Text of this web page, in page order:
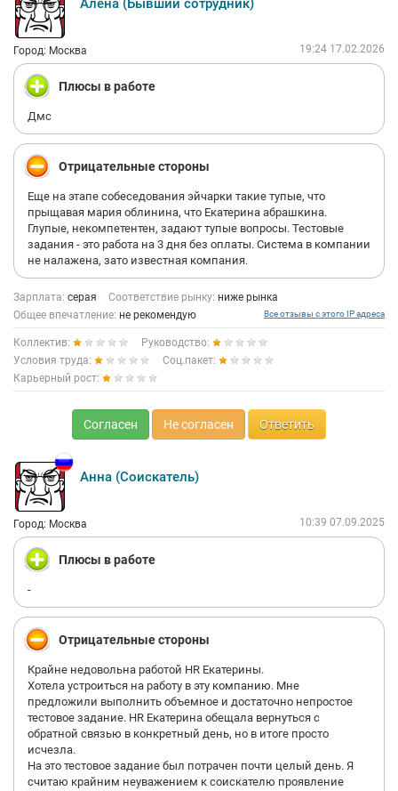
Алена (Бывший сотрудник)
Город: Москва 19:24 17.02.2026
Плюсы в работе
Дмс
Отрицательные стороны
Еще на этапе собеседования эйчарки такие тупые, что
прыщавая мария облинина, что Екатерина абрашкина.
Глупые, некомпетентен, задают тупые вопросы. Тестовые
задания - это работа на 3 дня без оплаты. Система в компании
не налажена, зато известная компания.
Зарплата: серая Соответствие рынку: ниже рынка
Общее впечатление: не рекомендую Все отзывы с этого IP адреса
Коллектив:
Руководство:
Условия труда:
Соц.пакет:
Карьерный рост:
Согласен Не согласен Ответить
Анна (Соискатель)
Город: Москва 10:39 07.09.2025
Плюсы в работе
-
Отрицательные стороны
Крайне недовольна работой HR Екатерины.
Хотела устроиться на работу в эту компанию. Мне
предложили выполнить объемное и достаточно непростое
тестовое задание. HR Екатерина обещала вернуться с
обратной связью в конкретный день, но в итоге просто
исчезла.
На это тестовое задание был потрачен почти целый день. Я
считаю крайним неуважением к соискателю проявление